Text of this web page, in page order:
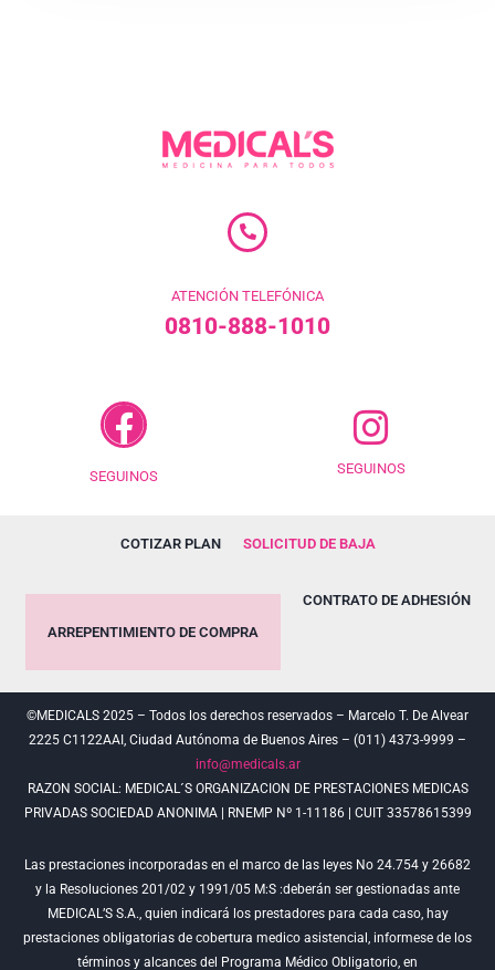
ATENCIÓN TELEFÓNICA
0810-888-1010
SEGUINOS SEGUINOS
COTIZAR PLAN SOLICITUD DE BAJA
ARREPENTIMIENTO DE COMPRA
CONTRATO DE ADHESIÓN
©MEDICALS 2025 – Todos los derechos reservados – Marcelo T. De Alvear
2225 C1122AAI, Ciudad Autónoma de Buenos Aires – (011) 4373-9999 –
info@medicals.ar
RAZON SOCIAL: MEDICAL´S ORGANIZACION DE PRESTACIONES MEDICAS
PRIVADAS SOCIEDAD ANONIMA | RNEMP Nº 1-11186 | CUIT 33578615399
Las prestaciones incorporadas en el marco de las leyes No 24.754 y 26682
y la Resoluciones 201/02 y 1991/05 M:S :deberán ser gestionadas ante
MEDICAL’S S.A., quien indicará los prestadores para cada caso, hay
prestaciones obligatorias de cobertura medico asistencial, informese de los
términos y alcances del Programa Médico Obligatorio, en